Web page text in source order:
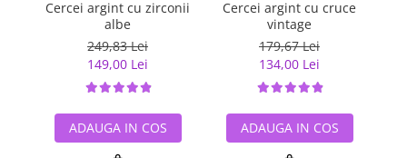
Cercei argint cu zirconii
albe
249,83 Lei
149,00 Lei
ADAUGA IN COS
Cercei argint cu cruce
vintage
179,67 Lei
134,00 Lei
ADAUGA IN COS